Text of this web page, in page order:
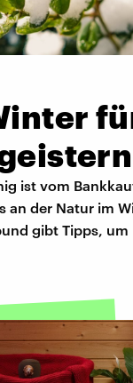
ist vom
an der Natur im
gibt Tipps, um